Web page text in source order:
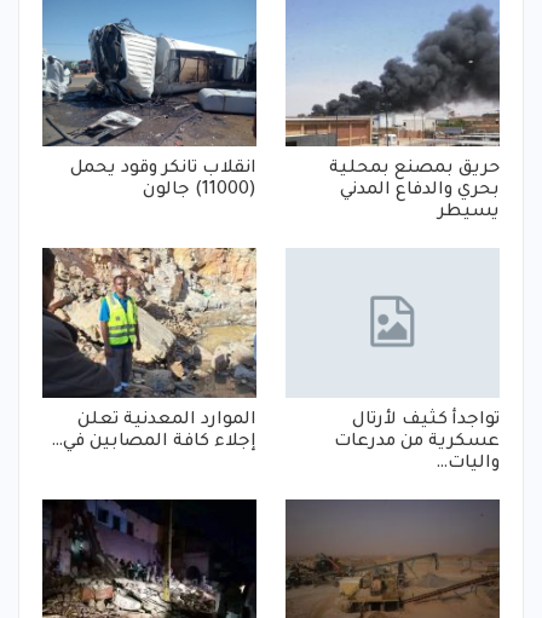
حريق بمصنع بمحلية
بحري والدفاع المدني
يسيطر
انقلاب تانكر وقود يحمل
(11000) جالون
تواجدأ كثيف لأرتال
عسكرية من مدرعات
واليات…
الموارد المعدنية تعلن
إجلاء كافة المصابين في…